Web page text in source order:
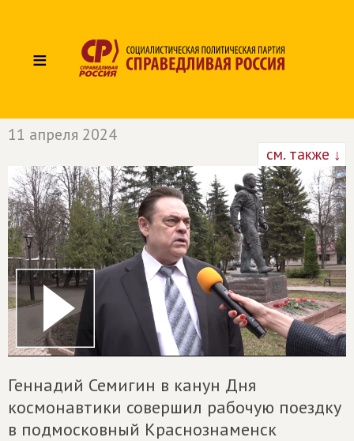
≡
11 апреля 2024
см. также ↓
Геннадий Семигин в канун Дня
космонавтики совершил рабочую поездку
в подмосковный Краснознаменск